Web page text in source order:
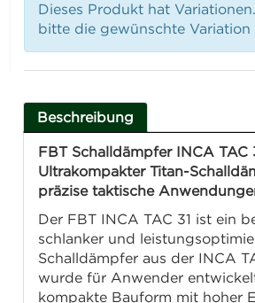
Dieses Produkt hat
bitte die gewünschte Variation
Beschreibung
FBT Schalldämpfer INCA TAC
Ultrakompakter Titan-
präzise taktische
Der FBT INCA TAC 31 ist ein
schlanker und
Schalldämpfer aus der INCA
wurde für Anwender
kompakte Bauform mit hoher